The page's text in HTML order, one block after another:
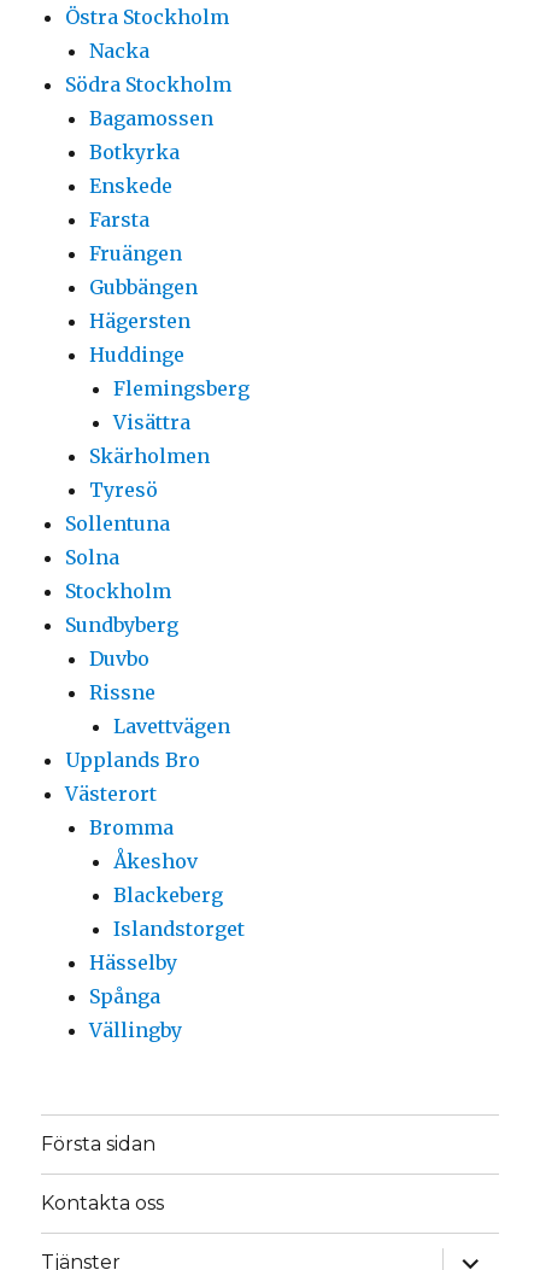
Östra Stockholm
Nacka
Södra Stockholm
Bagamossen
Botkyrka
Enskede
Farsta
Fruängen
Gubbängen
Hägersten
Huddinge
Flemingsberg
Visättra
Skärholmen
Tyresö
Sollentuna
Solna
Stockholm
Sundbyberg
Duvbo
Rissne
Lavettvägen
Upplands Bro
Västerort
Bromma
Åkeshov
Blackeberg
Islandstorget
Hässelby
Spånga
Vällingby
Första sidan
Kontakta oss
Tjänster